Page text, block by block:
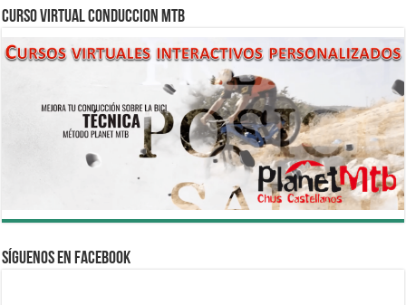
CURSO VIRTUAL CONDUCCION MTB
Síguenos en Facebook